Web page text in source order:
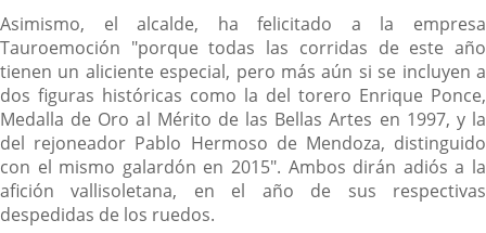
Asimismo, el alcalde, ha felicitado a la empresa
Tauroemoción "porque todas las corridas de este año
tienen un aliciente especial, pero más aún si se incluyen a
dos figuras históricas como la del torero Enrique Ponce,
Medalla de Oro al Mérito de las Bellas Artes en 1997, y la
del rejoneador Pablo Hermoso de Mendoza, distinguido
con el mismo galardón en 2015". Ambos dirán adiós a la
afición vallisoletana, en el año de sus respectivas
despedidas de los ruedos.